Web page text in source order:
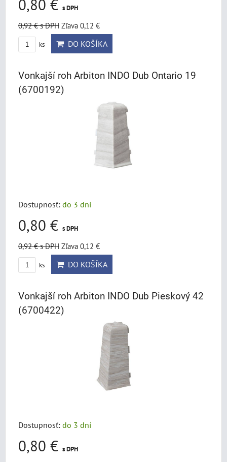
0,80 € s DPH
0,92 €s DPH Zľava 0,12 €
ks DO KOŠÍKA
Vonkajší roh Arbiton INDO Dub Ontario 19
(6700192)
Dostupnosť: do 3 dní
0,80 € s DPH
0,92 €s DPH Zľava 0,12 €
ks DO KOŠÍKA
Vonkajší roh Arbiton INDO Dub Pieskový 42
(6700422)
Dostupnosť: do 3 dní
0,80 € s DPH